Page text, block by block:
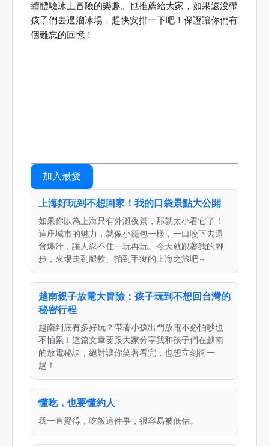
續體驗冰上冒險的樂趣。也推薦給大家，如果還沒帶
孩子們去過溜冰場，趕快安排一下吧！保證讓你們有
個難忘的回憶！
加入最愛
上海好玩到不想回家！我的口袋景點大公開
如果你以為上海只有外灘夜景，那就太小看它了！
這座城市的魅力，就像小籠包一樣，一口咬下去還
會爆汁，讓人忍不住一玩再玩。今天就跟著我的腳
步，來場走到腿軟、拍到手痠的上海之旅吧～
越南親子放電大冒險：孩子玩到不想回台灣的
秘密行程
越南到底有多好玩？帶著小孩出門放電不必怕吵也
不怕累！這篇文章要跟大家分享我和孩子們在越南
的放電秘訣，絕對讓你笑著看完，也想立刻衝一
趟！
懂吃，也要懂約人
我一直覺得，吃飯這件事，很容易被低估。